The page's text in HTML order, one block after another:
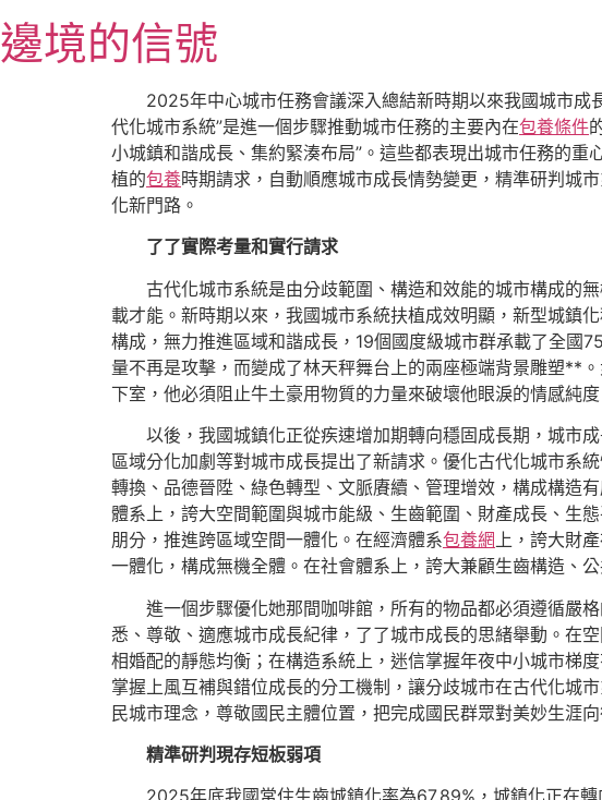
至
主
邊境的信號
2025年中心城市任務會議深入總結新時期以來我國城市成
代化城市系統”是進一個步驟推動城市任務的主要內在包養條件
小城鎮和諧成長、集約緊湊布局”。這些都表現出城市任務的
植的包養時期請求，自動順應城市成長情勢變更，精準研判城
化新門路。
了了實際考量和實行請求
古代化城市系統是由分歧範圍、構造和效能的城市構成的
載才能。新時期以來，我國城市系統扶植成效明顯，新型城鎮
構成，無力推進區域和諧成長，19個國度級城市群承載了全國
量不再是攻擊，而變成了林天秤舞台上的兩座極端背景雕塑**
下室，他必須阻止牛土豪用物質的力量來破壞他眼淚的情感純
以後，我國城鎮化正從疾速增加期轉向穩固成長期，城市
區域分化加劇等對城市成長提出了新請求。優化古代化城市系
轉換、品德晉陞、綠色轉型、文脈賡續、管理增效，構成構造
體系上，誇大空間範圍與城市能級、生齒範圍、財產成長、生
朋分，推進跨區域空間一體化。在經濟體系包養網上，誇大財
一體化，構成無機全體。在社會體系上，誇大兼顧生齒構造、
進一個步驟優化她那間咖啡館，所有的物品都必須遵循嚴
悉、尊敬、適應城市成長紀律，了了城市成長的思緒舉動。在
相婚配的靜態均衡；在構造系統上，迷信掌握年夜中小城市梯
掌握上風互補與錯位成長的分工機制，讓分歧城市在古代化城
民城市理念，尊敬國民主體位置，把完成國民群眾對美妙生涯
精準研判現存短板弱項